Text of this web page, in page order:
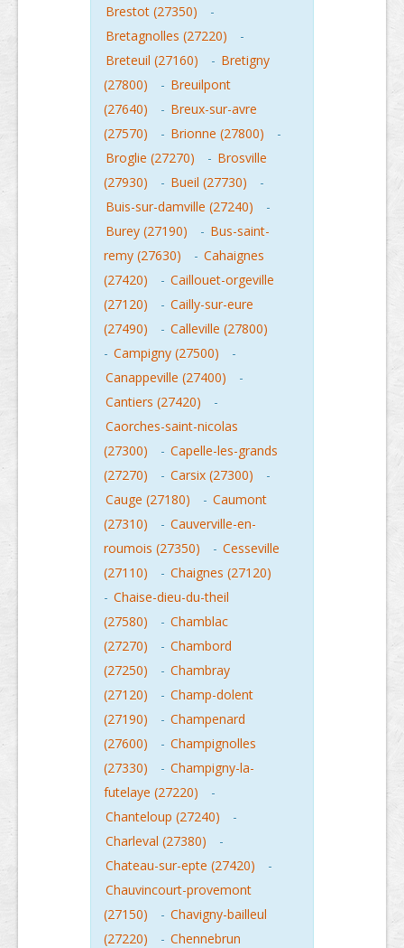
Brestot (27350)
-
Bretagnolles (27220)
-
Breteuil (27160)
- Bretigny
(27800)
- Breuilpont
(27640)
- Breux-sur-avre
(27570)
- Brionne (27800)
-
Broglie (27270)
- Brosville
(27930)
- Bueil (27730)
-
Buis-sur-damville (27240)
-
Burey (27190)
- Bus-saint-
remy (27630)
- Cahaignes
(27420)
- Caillouet-orgeville
(27120)
- Cailly-sur-eure
(27490)
- Calleville (27800)
- Campigny (27500)
-
Canappeville (27400)
-
Cantiers (27420)
-
Caorches-saint-nicolas
(27300)
- Capelle-les-grands
(27270)
- Carsix (27300)
-
Cauge (27180)
- Caumont
(27310)
- Cauverville-en-
roumois (27350)
- Cesseville
(27110)
- Chaignes (27120)
- Chaise-dieu-du-theil
(27580)
- Chamblac
(27270)
- Chambord
(27250)
- Chambray
(27120)
- Champ-dolent
(27190)
- Champenard
(27600)
- Champignolles
(27330)
- Champigny-la-
futelaye (27220)
-
Chanteloup (27240)
-
Charleval (27380)
-
Chateau-sur-epte (27420)
-
Chauvincourt-provemont
(27150)
- Chavigny-bailleul
(27220)
- Chennebrun